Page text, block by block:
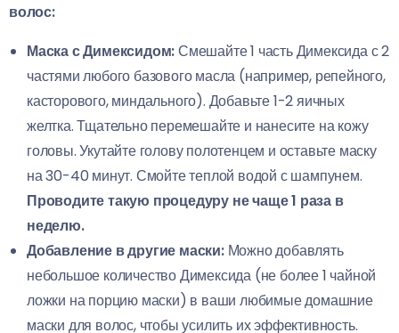
волос:
Маска с Димексидом:Смешайте 1 часть Димексида с 2
частями любого базового масла (например, репейного,
касторового, миндального). Добавьте 1-2 яичных
желтка. Тщательно перемешайте и нанесите на кожу
головы. Укутайте голову полотенцем и оставьте маску
на 30-40 минут. Смойте теплой водой с шампунем.
Проводите такую процедуру не чаще 1 раза в
неделю.
Добавление в другие маски:Можно добавлять
небольшое количество Димексида (не более 1 чайной
ложки на порцию маски) в ваши любимые домашние
маски для волос, чтобы усилить их эффективность.